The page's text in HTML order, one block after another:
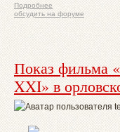
Подробнее
обсудить на форуме
Показ фильма
XXI» в